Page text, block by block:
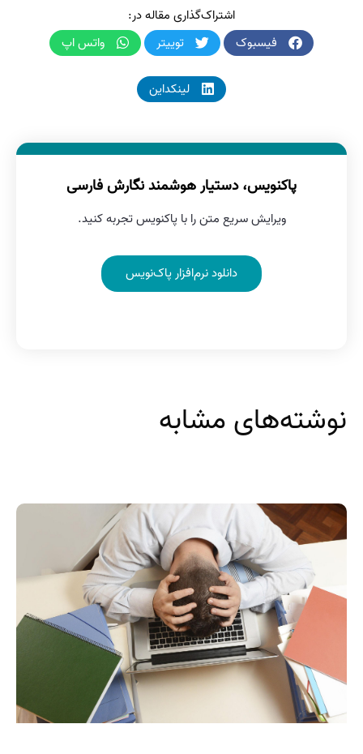
اشتراک‌گذاری مقاله در:
فیسبوک
توییتر واتس اپ
لینکداین
پاکنویس، دستیار هوشمند نگارش فارسی
ویرایش سریع متن را با پاکنویس تجربه کنید.
دانلود نرم‌افزار پاک‌نویس
نوشته‌های مشابه